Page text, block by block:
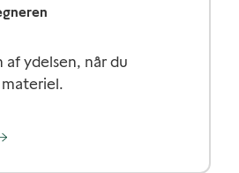
af ydelsen, når du